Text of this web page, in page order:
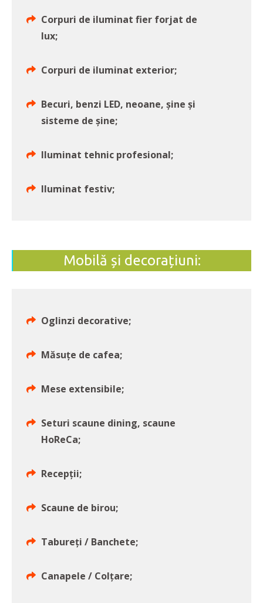
Corpuri de iluminat fier forjat de
lux;
Corpuri de iluminat exterior;
Becuri, benzi LED, neoane, şine şi
sisteme de şine;
Iluminat tehnic profesional;
Iluminat festiv;
Mobilă și decorațiuni:
Oglinzi decorative;
Măsuțe de cafea;
Mese extensibile;
Seturi scaune dining, scaune
HoReCa;
Recepţii;
Scaune de birou;
Tabureți / Banchete;
Canapele / Colțare;